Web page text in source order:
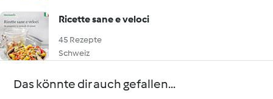
Ricette sane e veloci
45 Rezepte
Schweiz
Das könnte dir auch gefallen...